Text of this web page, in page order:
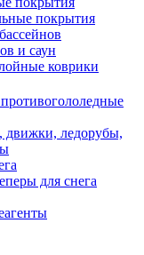
покрытия
и саун
коврики
движки, ледорубы,
для снега